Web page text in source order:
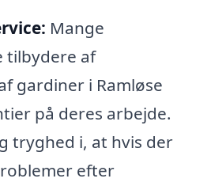
Mange
tilbydere af
gardiner i Ramløse
på deres arbejde.
tryghed i, at hvis der
efter